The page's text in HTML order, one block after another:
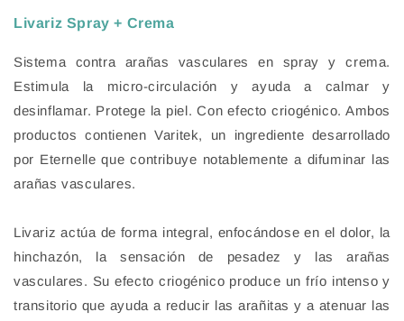
Livariz Spray + Crema
Sistema contra arañas vasculares en spray y crema.
Estimula la micro-circulación y ayuda a calmar y
desinflamar. Protege la piel. Con efecto criogénico. Ambos
productos contienen Varitek, un ingrediente desarrollado
por Eternelle que contribuye notablemente a difuminar las
arañas vasculares.
Livariz actúa de forma integral, enfocándose en el dolor, la
hinchazón, la sensación de pesadez y las arañas
vasculares. Su efecto criogénico produce un frío intenso y
transitorio que ayuda a reducir las arañitas y a atenuar las